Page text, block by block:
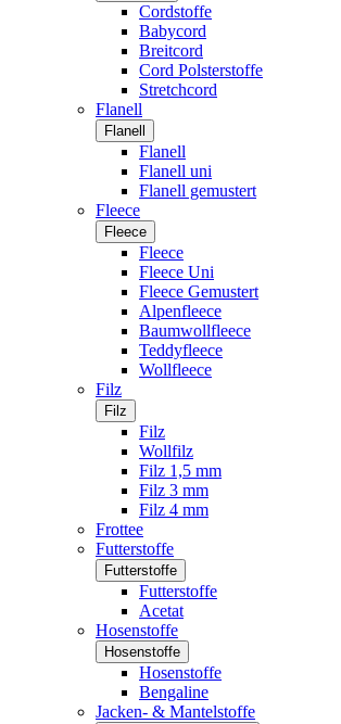
Cordstoffe
Babycord
Breitcord
Cord Polsterstoffe
Stretchcord
Flanell
Flanell
Flanell
Flanell uni
Flanell gemustert
Fleece
Fleece
Fleece
Fleece Uni
Fleece Gemustert
Alpenfleece
Baumwollfleece
Teddyfleece
Wollfleece
Filz
Filz
Filz
Wollfilz
Filz 1,5 mm
Filz 3 mm
Filz 4 mm
Frottee
Futterstoffe
Futterstoffe
Futterstoffe
Acetat
Hosenstoffe
Hosenstoffe
Hosenstoffe
Bengaline
Jacken- & Mantelstoffe